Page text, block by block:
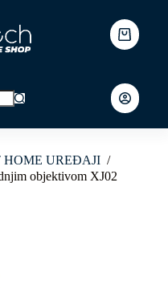
Shopping
cart
HOME UREĐAJI /
objektivom XJ02